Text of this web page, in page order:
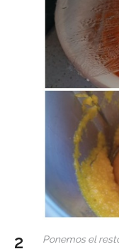
Ponemos el